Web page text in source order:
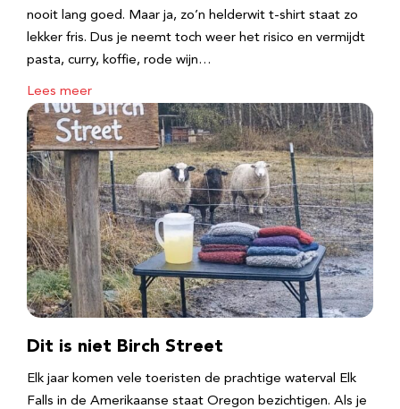
nooit lang goed. Maar ja, zo’n helderwit t-shirt staat zo
lekker fris. Dus je neemt toch weer het risico en vermijdt
pasta, curry, koffie, rode wijn…
Lees meer
Dit is niet Birch Street
Elk jaar komen vele toeristen de prachtige waterval Elk
Falls in de Amerikaanse staat Oregon bezichtigen. Als je